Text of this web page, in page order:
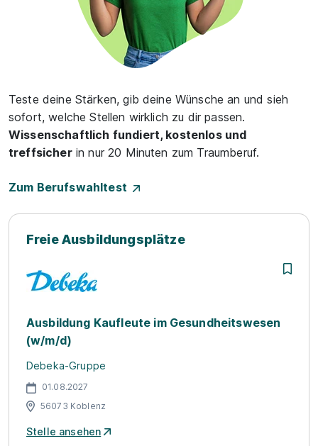
Teste deine Stärken, gib deine Wünsche an und sieh
sofort, welche Stellen wirklich zu dir passen.
Wissenschaftlich fundiert, kostenlos und
treffsicherin nur 20 Minuten zum Traumberuf.
Zum Berufswahltest
Freie Ausbildungsplätze
Ausbildung Kaufleute im Gesundheitswesen
(w/m/d)
Debeka-Gruppe
01.08.2027
56073 Koblenz
Stelle ansehen